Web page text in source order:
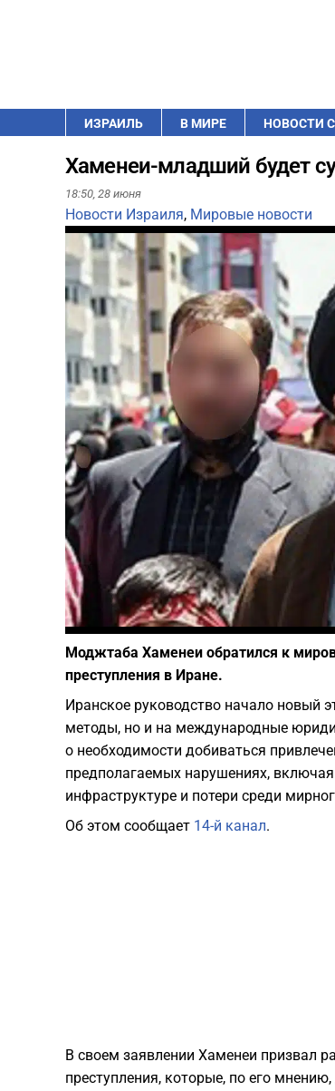
ИЗРАИЛЬ В МИРЕ НОВОСТИ
Хаменеи-младший будет
18:50, 28 июня
Новости Израиля, Мировые новости
Моджтаба Хаменеи обратился к
преступления в Иране.
Иранское руководство начало новый
методы, но и на международные
о необходимости добиваться
предполагаемых нарушениях,
инфраструктуре и потери среди
Об этом сообщает 14-й канал.
В своем заявлении Хаменеи призвал
преступления, которые, по его